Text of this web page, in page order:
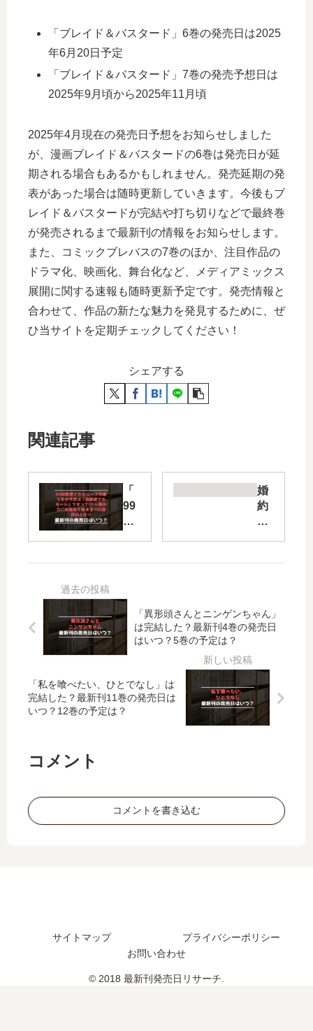
「ブレイド＆バスタード」6巻の発売日は2025
年6月20日予定
「ブレイド＆バスタード」7巻の発売予想日は
2025年9月頃から2025年11月頃
2025年4月現在の発売日予想をお知らせしました
が、漫画ブレイド＆バスタードの6巻は発売日が延
期される場合もあるかもしれません。発売延期の発
表があった場合は随時更新していきます。今後もブ
レイド＆バスタードが完結や打ち切りなどで最終巻
が発売されるまで最新刊の情報をお知らせします。
また、コミックブレバスの7巻のほか、注目作品の
ドラマ化、映画化、舞台化など、メディアミックス
展開に関する速報も随時更新予定です。発売情報と
合わせて、作品の新たな魅力を発見するために、ぜ
ひ当サイトを定期チェックしてください！
シェアする
関連記事
「
99
回
さ
た
ル
ー
プ
で
す
超
絶
…
最
刊
婚
約
者
気
と
駆
ち
し
ま
し
殿
【
の
「異形頭さんとニンゲンちゃん」
は完結した？最新刊4巻の発売日
はいつ？5巻の予定は？
「私を喰べたい、ひとでなし」は
完結した？最新刊11巻の発売日は
いつ？12巻の予定は？
コメント
コメントを書き込む
サイトマップ
プライバシーポリシー
お問い合わせ
© 2018 最新刊発売日リサーチ.